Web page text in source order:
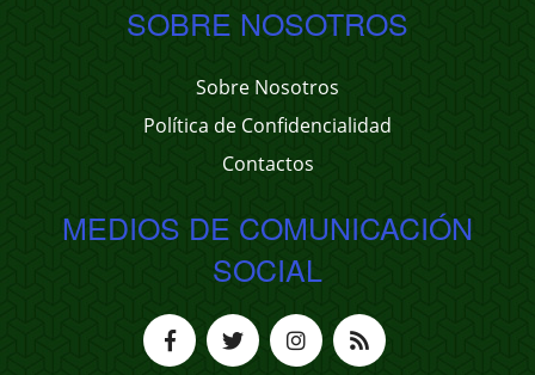
SOBRE NOSOTROS
Sobre Nosotros
Política de Confidencialidad
Contactos
MEDIOS DE COMUNICACIÓN
SOCIAL